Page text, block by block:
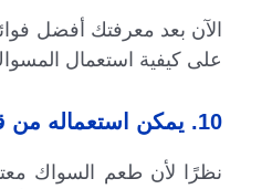
الآن بعد معرفتك أفضل
على كيفية استعمال
10. يمكن استعماله من قبل الأطفال
نظرًا لأن طعم السواك